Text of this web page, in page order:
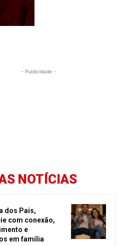
- Publicidade -
NOTÍCIAS
dos Pais,
com conexão,
e
em família